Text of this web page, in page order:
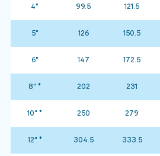
4" 99.5 121.5
5" 126 150.5
6" 147 172.5
8" * 202 231
10" * 250 279
12" * 304.5 333.5